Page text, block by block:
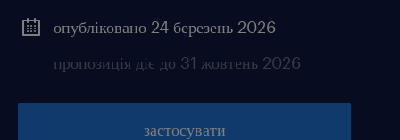
опубліковано 24 березень 2026
пропозиція діє до 31 жовтень 2026
застосувати